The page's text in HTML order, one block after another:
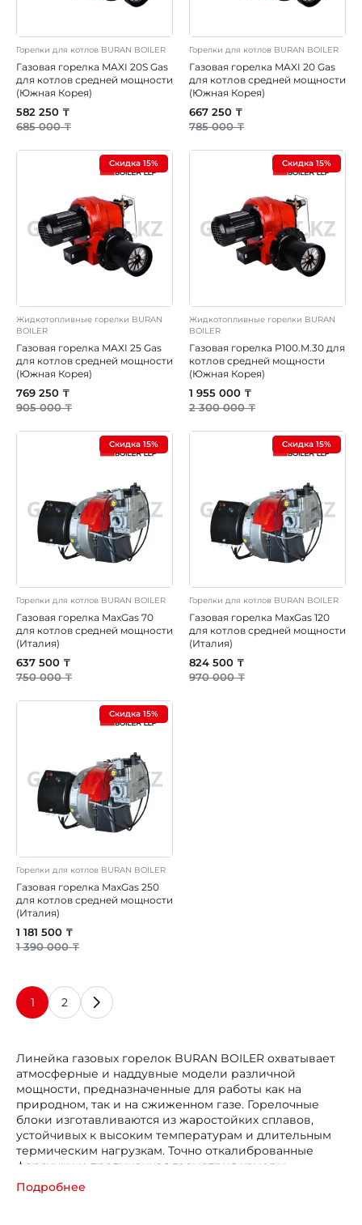
Горелки для котлов BURAN BOILER
Газовая горелка MAXI 20S Gas
для котлов средней мощности
(Южная Корея)
582 250 ₸
685 000 ₸
Горелки для котлов BURAN BOILER
Газовая горелка MAXI 20 Gas
для котлов средней мощности
(Южная Корея)
667 250 ₸
785 000 ₸
Скидка 15%
Жидкотопливные горелки BURAN
BOILER
Газовая горелка MAXI 25 Gas
для котлов средней мощности
(Южная Корея)
769 250 ₸
905 000 ₸
Скидка 15%
Жидкотопливные горелки BURAN
BOILER
Газовая горелка P100.M.30 для
котлов средней мощности
(Южная Корея)
1 955 000 ₸
2 300 000 ₸
Скидка 15%
Горелки для котлов BURAN BOILER
Газовая горелка MaxGas 70
для котлов средней мощности
(Италия)
637 500 ₸
750 000 ₸
Скидка 15%
Горелки для котлов BURAN BOILER
Газовая горелка MaxGas 120
для котлов средней мощности
(Италия)
824 500 ₸
970 000 ₸
Скидка 15%
Горелки для котлов BURAN BOILER
Газовая горелка MaxGas 250
для котлов средней мощности
(Италия)
1 181 500 ₸
1 390 000 ₸
1 2
Линейка газовых горелок BURAN BOILER охватывает
атмосферные и наддувные модели различной
мощности, предназначенные для работы как на
природном, так и на сжиженном газе. Горелочные
блоки изготавливаются из жаростойких сплавов,
устойчивых к высоким температурам и длительным
термическим нагрузкам. Точно откалиброванные
форсунки и продуманная геометрия камеры
смешивания обеспечивают однородное факельное
пламя, полное сгорание топлива и минимальный
Подробнее